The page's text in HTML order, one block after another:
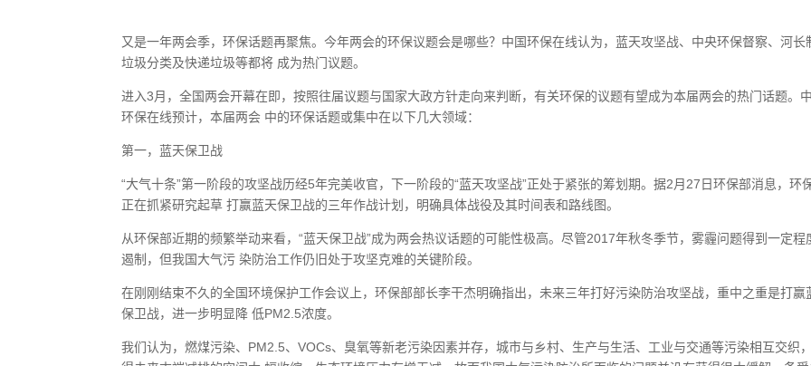
又是一年两会季，环保话题再聚焦。今年两会的环保议题会是哪些？中国环保在线认为，蓝天攻坚战、中央环保督察、河长
垃圾分类及快递垃圾等都将 成为热门议题。
进入3月，全国两会开幕在即，按照往届议题与国家大政方针走向来判断，有关环保的议题有望成为本届两会的热门话题。
环保在线预计，本届两会 中的环保话题或集中在以下几大领域：
第一，蓝天保卫战
“大气十条”第一阶段的攻坚战历经5年完美收官，下一阶段的“蓝天攻坚战”正处于紧张的筹划期。据2月27日环保部消息，环
正在抓紧研究起草 打赢蓝天保卫战的三年作战计划，明确具体战役及其时间表和路线图。
从环保部近期的频繁举动来看，“蓝天保卫战”成为两会热议话题的可能性极高。尽管2017年秋冬季节，雾霾问题得到一定程
遏制，但我国大气污 染防治工作仍旧处于攻坚克难的关键阶段。
在刚刚结束不久的全国环境保护工作会议上，环保部部长李干杰明确指出，未来三年打好污染防治攻坚战，重中之重是打赢
保卫战，进一步明显降 低PM2.5浓度。
我们认为，燃煤污染、PM2.5、VOCs、臭氧等新老污染因素并存，城市与乡村、生产与生活、工业与交通等污染相互交织